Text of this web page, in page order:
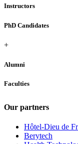
Instructors
PhD Candidates
+
Alumni
Faculties
Our partners
Hôtel-Dieu de
Berytech